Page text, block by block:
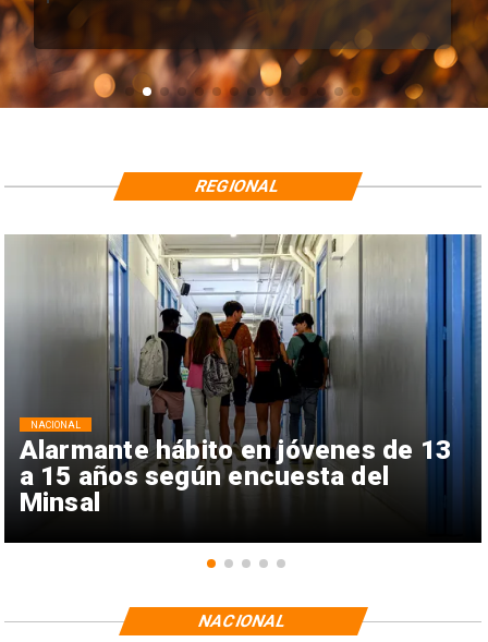
Alarmante hábito en jóvenes de 13
a 15 años según encuesta del
Minsal
NACIONAL
REGIONAL
NACIONAL